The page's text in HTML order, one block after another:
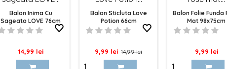
Balon Inima Cu
Sageata LOVE 76cm
Pret
14,99 lei
Balon Sticluta Love
Potion 66cm
Pret
9,99 lei Pret
de
14,99 lei
Balon Folie Funda
Mat 98x75cm
Pret
9,99 lei